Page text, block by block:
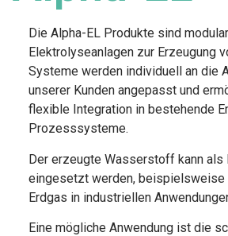
Die Alpha-EL Produkte sind
Elektrolyseanlagen zur Erzeugung
Systeme werden individuell an die
unserer Kunden angepasst und
flexible Integration in bestehende
Prozesssysteme.
Der erzeugte Wasserstoff kann als
eingesetzt werden, beispielsweise
Erdgas in industriellen
Eine mögliche Anwendung ist die